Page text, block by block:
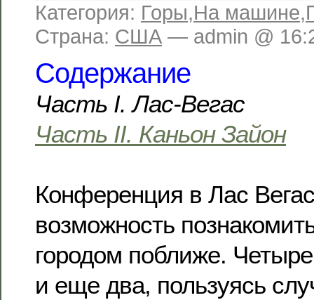
Категория: Горы,На машине,
Страна: США — admin @
Содержание
Часть I. Лас-Вегас
Часть II. Каньон Зайон
Конференция в Лас
возможность
городом поближе.
и еще два, пользуясь